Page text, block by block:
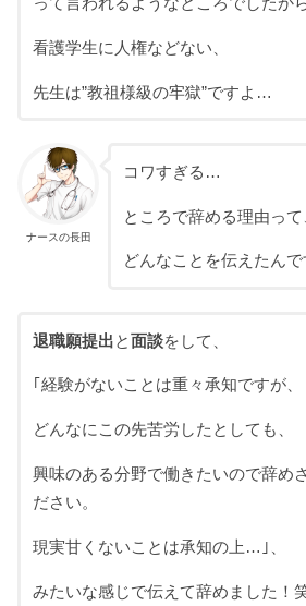
看護学生に人権などない、
先生は”教祖様級の牢獄”ですよ…
ナースの長田
コワすぎる…
ところで辞める理由って
どんなことを伝えたんで
退職願提出と面談をして、
｢経験がないことは重々承知ですが、
どんなにこの先苦労したとしても、
興味のある分野で働きたいので辞め
ださい。
現実甘くないことは承知の上…｣、
みたいな感じで伝えて辞めました！